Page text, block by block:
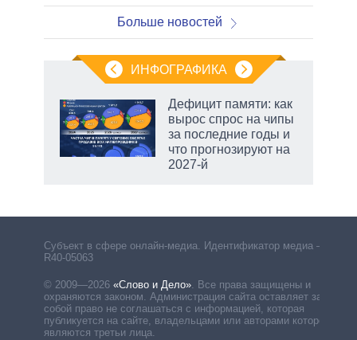
Больше новостей
ИНФОГРАФИКА
Дефицит памяти: как
вырос спрос на чипы
за последние годы и
что прогнозируют на
2027-й
Субъект в сфере онлайн-медиа. Идентификатор медиа –
R40-05063
© 2009—2026 «Слово и Дело». Все права защищены и
охраняются законом. Администрация сайта оставляет за
собой право не соглашаться с информацией, которая
публикуется на сайте, владельцами или авторами которой
являются третьи лица.